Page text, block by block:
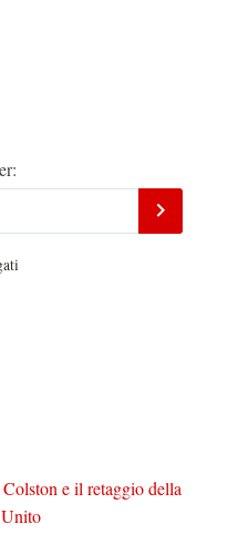
e il retaggio della